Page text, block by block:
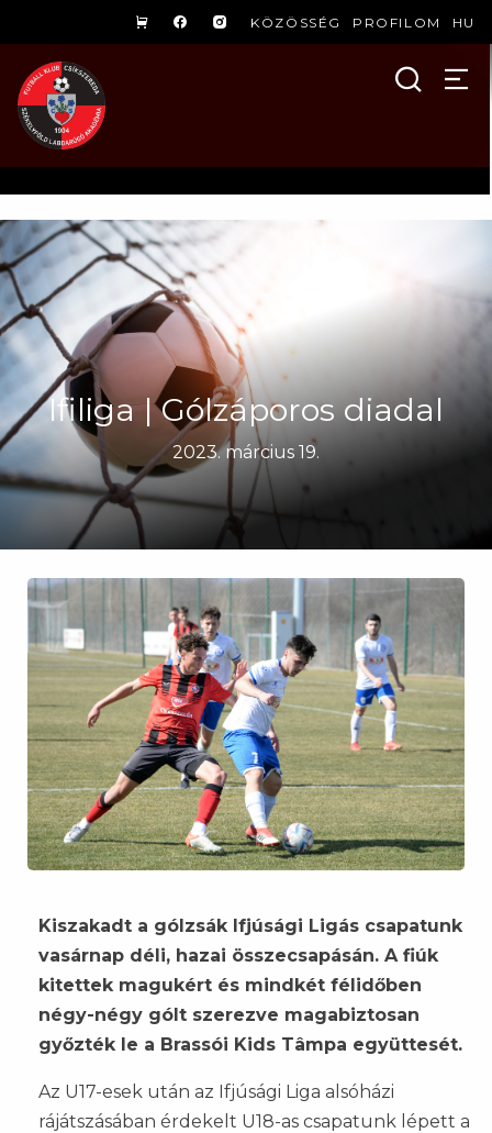
KÖZÖSSÉG PROFILOM HU
Ifiliga | Gólzáporos diadal
2023. március 19.
Kiszakadt a gólzsák Ifjúsági Ligás csapatunk
vasárnap déli, hazai összecsapásán. A fiúk
kitettek magukért és mindkét félidőben
négy-négy gólt szerezve magabiztosan
győzték le a Brassói Kids Tâmpa együttesét.
Az U17-esek után az Ifjúsági Liga alsóházi
rájátszásában érdekelt U18-as csapatunk lépett a